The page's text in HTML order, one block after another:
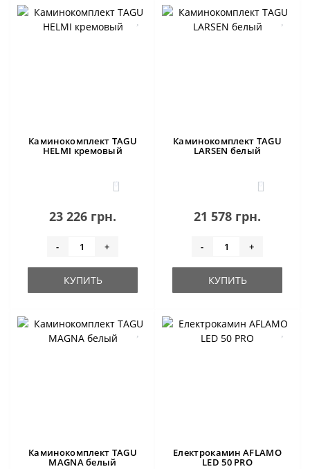
Каминокомплект TAGU
HELMI кремовый
0
23 226 грн.
- +
КУПИТЬ
Каминокомплект TAGU
LARSEN белый
0
21 578 грн.
- +
КУПИТЬ
Каминокомплект TAGU
MAGNA белый
Електрокамин AFLAMO
LED 50 PRO